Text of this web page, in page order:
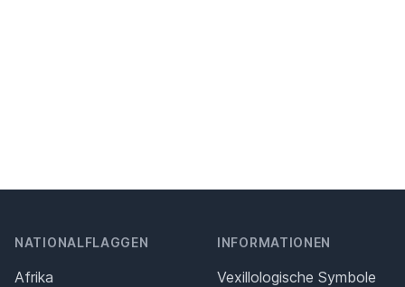
NATIONALFLAGGEN
Afrika
INFORMATIONEN
Vexillologische Symbole